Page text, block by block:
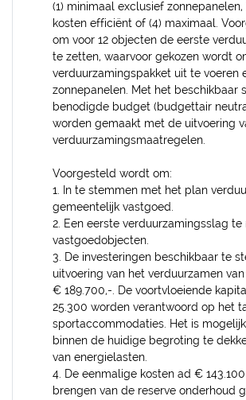
(1) minimaal exclusief zonnepanelen,
kosten efficiënt of (4) maximaal.
om voor 12 objecten de eerste
te zetten, waarvoor gekozen wordt
verduurzamingspakket uit te voeren
zonnepanelen. Met het beschikbaar
benodigde budget (budgettair
worden gemaakt met de uitvoering
verduurzamingsmaatregelen.
Voorgesteld wordt om:
1. In te stemmen met het plan
gemeentelijk vastgoed.
2. Een eerste verduurzamingsslag te
vastgoedobjecten.
3. De investeringen beschikbaar te
uitvoering van het verduurzamen
€ 189.700,-. De voortvloeiende
25.300 worden verantwoord op het
sportaccommodaties. Het is
binnen de huidige begroting te
van energielasten.
4. De eenmalige kosten ad €
brengen van de reserve onderhoud